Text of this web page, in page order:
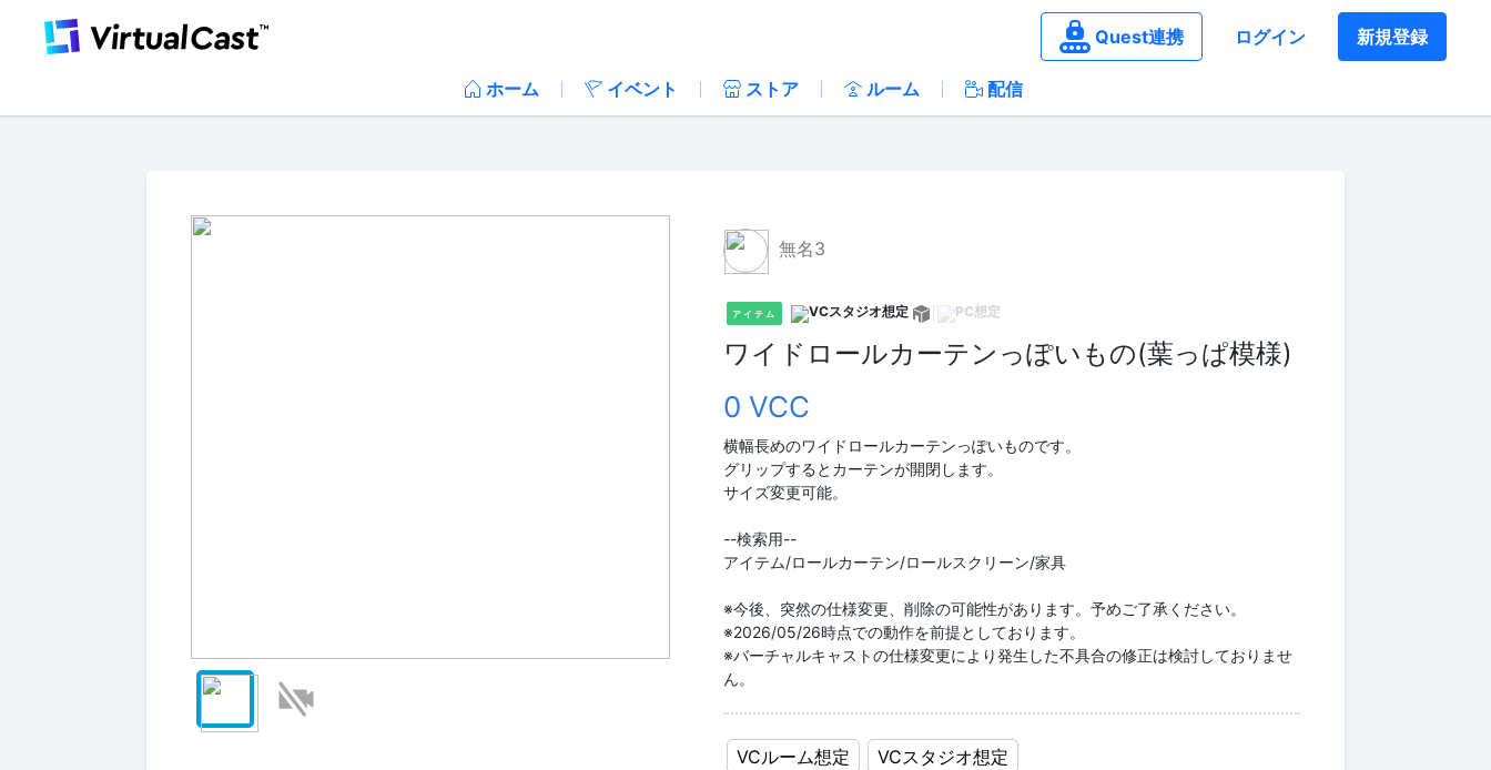
Quest連携 ログイン 新規登録
ホーム イベント ストア ルーム 配信
無名3
アイテム
ワイドロールカーテンっぽいもの(葉っぱ模様)
0 VCC
横幅長めのワイドロールカーテンっぽいものです。
グリップするとカーテンが開閉します。
サイズ変更可能。
--検索用--
アイテム/ロールカーテン/ロールスクリーン/家具
※今後、突然の仕様変更、削除の可能性があります。予めご了承ください。
※2026/05/26時点での動作を前提としております。
※バーチャルキャストの仕様変更により発生した不具合の修正は検討しておりませ
ん。
VCルーム想定 VCスタジオ想定